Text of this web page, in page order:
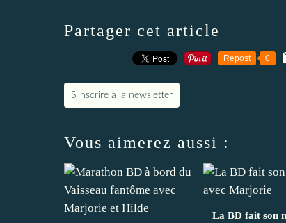
Partager cet article
Repost 0
S'inscrire à la newsletter
Vous aimerez aussi :
La BD fait son